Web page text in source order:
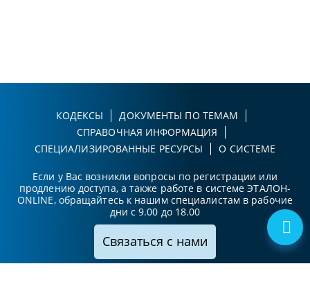
КОДЕКСЫ
ДОКУМЕНТЫ ПО ТЕМАМ
СПРАВОЧНАЯ ИНФОРМАЦИЯ
СПЕЦИАЛИЗИРОВАННЫЕ РЕСУРСЫ
О СИСТЕМЕ
Если у Вас возникли вопросы по регистрации или
продлению доступа, а также работе в системе ЭТАЛОН-
ONLINE, обращайтесь к нашим специалистам в рабочие
дни с 9.00 до 18.00
Связаться с нами